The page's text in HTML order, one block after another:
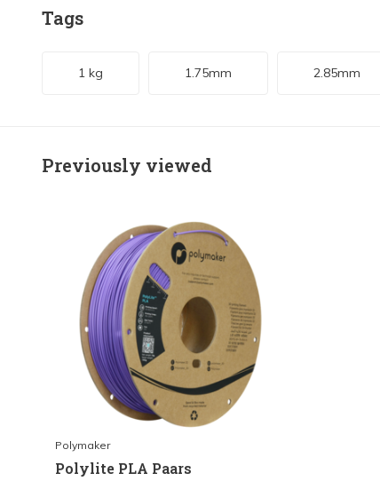
Tags
1 kg 1.75mm 2.85mm
Previously viewed
Polymaker
Polylite PLA Paars